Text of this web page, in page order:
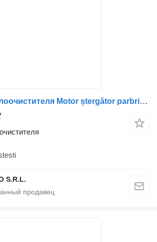
Моторчик стеклоочистителя Motor ștergător parbriz для грузовика Solaris – Cod produs: 70345684 22672623 1519529 98480223 A0018202042 0018202042 3093014 0390442451 30038263
S.R.L.